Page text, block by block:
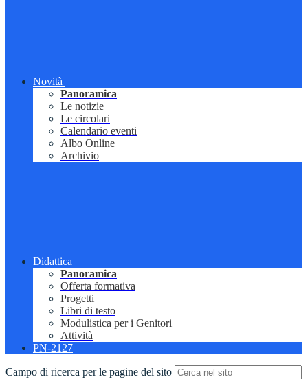
Novità
Panoramica
Le notizie
Le circolari
Calendario eventi
Albo Online
Archivio
Didattica
Panoramica
Offerta formativa
Progetti
Libri di testo
Modulistica per i Genitori
Attività
PN-2127
Campo di ricerca per le pagine del sito